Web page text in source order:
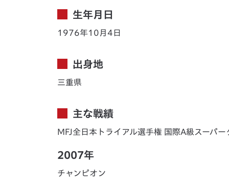
生年月日
1976年10月4日
出身地
三重県
主な戦績
MFJ全日本トライアル選手権 国際A級スーパー
2007年
チャンピオン